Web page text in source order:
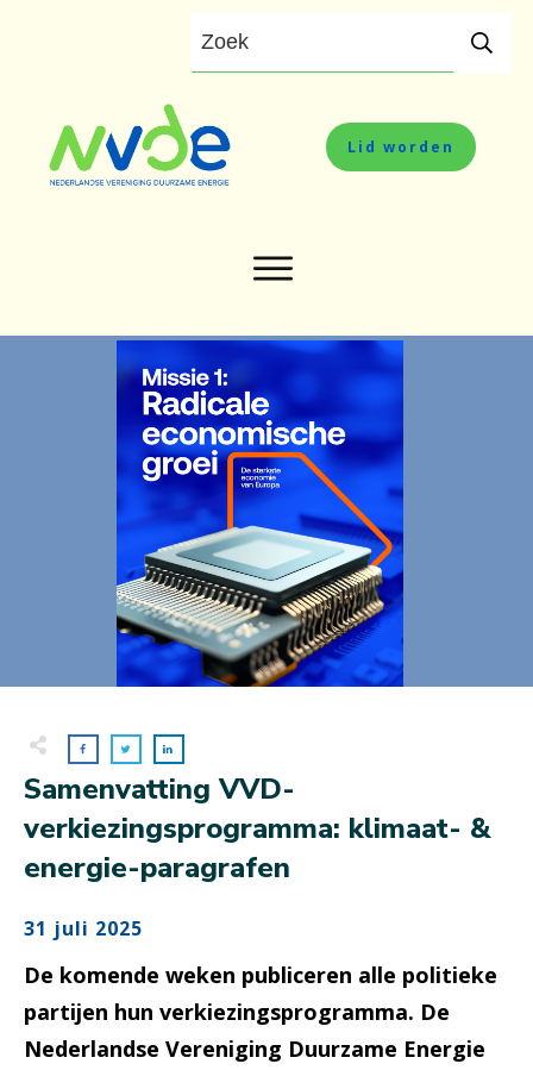
Lid worden
Samenvatting VVD-
verkiezingsprogramma: klimaat- &
energie-paragrafen
31 juli 2025
De komende weken publiceren alle politieke
partijen hun verkiezingsprogramma. De
Nederlandse Vereniging Duurzame Energie